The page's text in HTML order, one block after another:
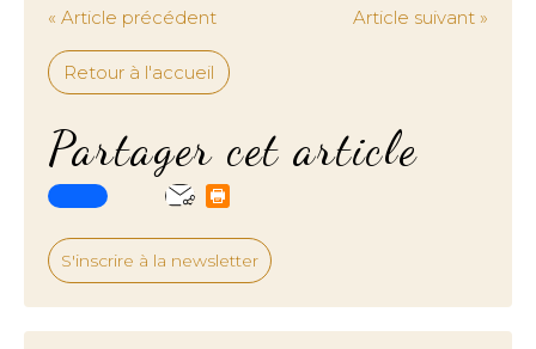
« Article précédent Article suivant »
Retour à l'accueil
Partager cet article
S'inscrire à la newsletter